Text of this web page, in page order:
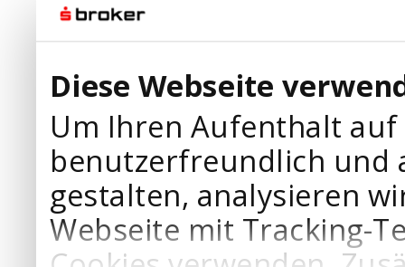
Diese Webseite
Um Ihren Aufenthalt
benutzerfreundlich und
gestalten, analysieren
Webseite mit Tracking-